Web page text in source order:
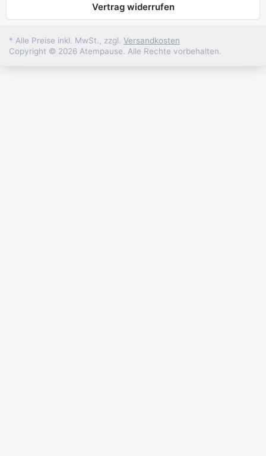
Vertrag widerrufen
* Alle Preise inkl. MwSt., zzgl. Versandkosten
Copyright © 2026 Atempause. Alle Rechte vorbehalten.